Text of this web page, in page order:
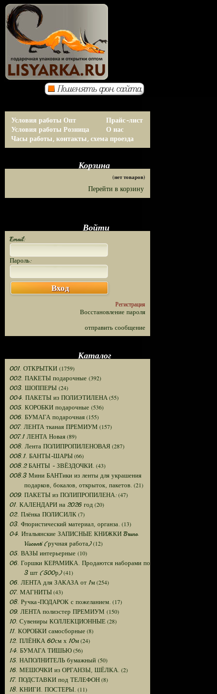
Условия работы Опт
Условия работы Розница
Прайс-лист
О нас
Часы работы, контакты, схема проезда
Корзина
(нет товаров)
Перейти в корзину
Войти
Email:
Пароль:
Вход
Регистрация
Восстановление пароля
отправить сообщение
Каталог
001. ОТКРЫТКИ (1759)
002. ПАКЕТЫ подарочные (392)
003. ШОППЕРЫ (24)
004. ПАКЕТЫ из ПОЛИЭТИЛЕНА(55)
005. КОРОБКИ подарочные (536)
006. БУМАГА подарочная(155)
007. ЛЕНТА тканая ПРЕМИУМ (157)
007.1 ЛЕНТА Новая(89)
008. Лента ПОЛИПРОПИЛЕНОВАЯ (287)
008.1. БАНТЫ-ШАРЫ(66)
008.2 БАНТЫ - ЗВЁЗДОЧКИ. (43)
008.3 Мини БАНТики из ленты для украшения
подарков, бокалов, открыток, пакетов. (21)
009. ПАКЕТЫ из ПОЛИПРОПИЛЕНА:(47)
01. КАЛЕНДАРИ на 2026 год (20)
02. Плёнка ПОЛИСИЛК(7)
03. Флористический материал, органза. (13)
04. Итальянские ЗАПИСНЫЕ КНИЖКИ Bruno
Visconti (ручная работа)(12)
05. ВАЗЫ интерьерные (10)
06. Горшки КЕРАМИКА. Продаются наборами по
3 шт (500р)(41)
06. ЛЕНТА для ЗАКАЗА от 1м(254)
07. МАГНИТЫ(43)
08. Ручка-ПОДАРОК с пожеланием. (17)
09. ЛЕНТА полиэстер ПРЕМИУМ (150)
10. Сувениры КОЛЛЕКЦИОННЫЕ(28)
11. КОРОБКИ самосборные(8)
12. ПЛЁНКА 60см х 10м(24)
14. БУМАГА ТИШЬЮ(56)
15. НАПОЛНИТЕЛЬ бумажный (50)
16. МЕШОЧКИ из ОРГАНЗЫ, ШЁЛКА. (2)
17. ПОДСТАВКИ под ТЕЛЕФОН(8)
18. КНИГИ. ПОСТЕРЫ. (11)